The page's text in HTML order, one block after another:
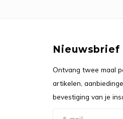
Nieuwsbrief
Ontvang twee maal
artikelen,
bevestiging van je